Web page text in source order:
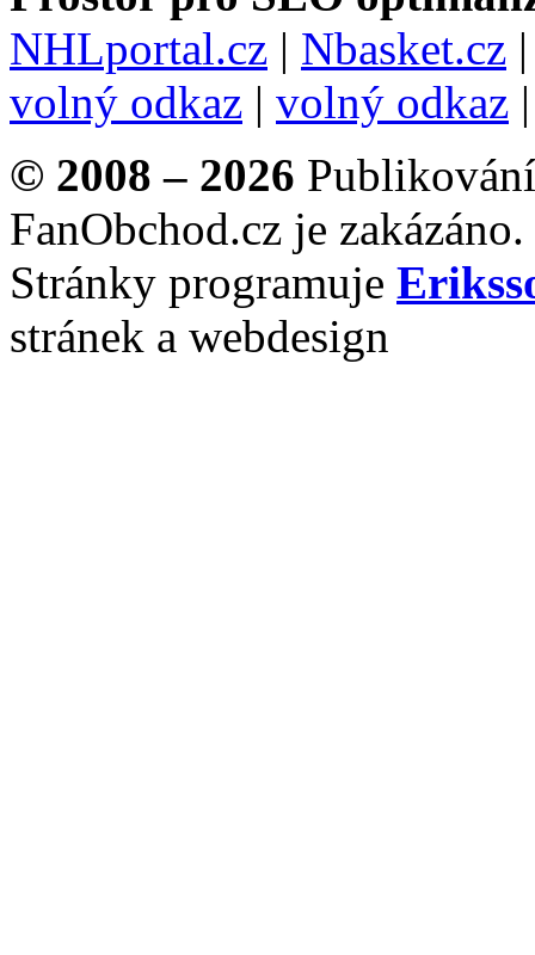
NHLportal.cz | Nbasket.cz
volný odkaz | volný odkaz
© 2008 – 2026
FanObchod.cz je zakázáno.
Stránky programuje
stránek a webdesign